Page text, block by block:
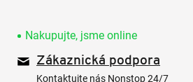
Nakupujte, jsme online
Zákaznická podpora
Kontaktujte nás Nonstop 24/7